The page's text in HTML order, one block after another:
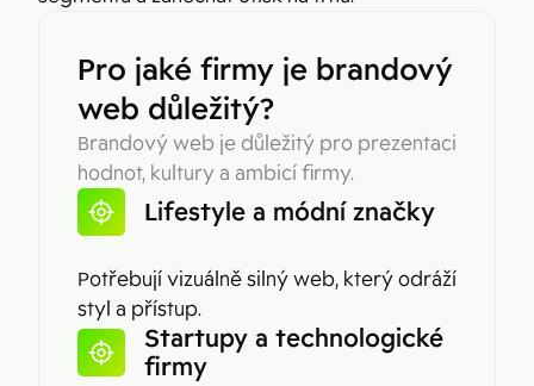
Pro jaké firmy je brandový
web důležitý?
Brandový web je důležitý pro prezentaci
hodnot, kultury a ambicí firmy.
Lifestyle a módní značky
Potřebují vizuálně silný web, který odráží
styl a přístup.
Startupy a technologické
firmy